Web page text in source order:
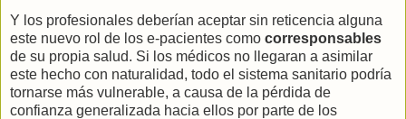
Y los profesionales deberían aceptar sin reticencia alguna
este nuevo rol de los e-pacientes como corresponsables
de su propia salud. Si los médicos no llegaran a asimilar
este hecho con naturalidad, todo el sistema sanitario podría
tornarse más vulnerable, a causa de la pérdida de
confianza generalizada hacia ellos por parte de los